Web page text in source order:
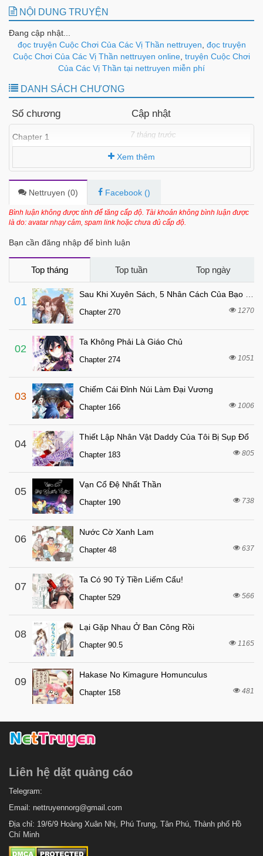
NỘI DUNG TRUYỆN
Đang cập nhật...
đọc truyện Cuộc Chơi Của Các Vị Thần nettruyen đọc truyện
Cuộc Chơi Của Các Vị Thần nettruyen online truyện Cuộc Chơi
Của Các Vị Thần tại nettruyen miễn phí
DANH SÁCH CHƯƠNG
Số chương Cập nhật
Chapter 1 7 tháng trước
Xem thêm
Nettruyen (0) Facebook ()
Bình luận không được tính để tăng cấp độ. Tài khoản không bình luận được
là do: avatar nhạy cảm, spam link hoặc chưa đủ cấp độ.
Bạn cần đăng nhập để bình luận
Top tháng Top tuần Top ngày
01
Chapter 270 1270
02
Ta Không Phải Là Giáo Chủ
Chapter 274 1051
03
Chiếm Cái Đỉnh Núi Làm Đại Vương
Chapter 166 1006
04
Thiết Lập Nhân Vật Daddy Của Tôi Bị Sụp Đổ
Chapter 183 805
05
Vạn Cổ Đệ Nhất Thần
Chapter 190 738
06
Nước Cờ Xanh Lam
Chapter 48 637
07
Ta Có 90 Tỷ Tiền Liếm Cẩu!
Chapter 529 566
08
Lại Gặp Nhau Ở Ban Công Rồi
Chapter 90.5 1165
09
Hakase No Kimagure Homunculus
Chapter 158 481
Liên hệ dặt quảng cáo
Telegram:
Email: nettruyennorg@gmail.com
Địa chỉ: 19/6/9 Hoàng Xuân Nhị, Phú Trung, Tân Phú, Thành phố Hồ
Chí Minh